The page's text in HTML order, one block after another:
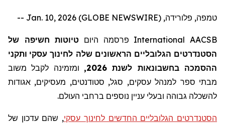
טמפה, פלורידה, Jan. 10, 2026 (GLOBE NEWSWIRE) --
AACSB
International פרסמה היום טיוטות חשיפה של
הסטנדרטים הגלובליים הראשונים שלה לחינוך עסקי ותקני
ההסמכהבחשבונאות לשנת 2026, ומזמינה לקבלמשוב
מבתי ספר למנהל עסקים, סגל, סטודנטים, מעסיקים, אגודות
להשכלה גבוהה ובעלי עניין נוספים ברחבי העולם.
הסטנדרטים הגלובליים החדשים לחינוך עסקי, שהם עדכון של